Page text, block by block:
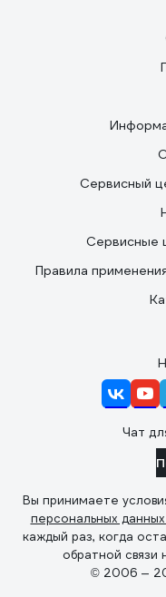
Сервисный
Сервисные
Правила
Чат
Вы принимаете
персональных данных
каждый раз, когда
обратной связи
© 2006 —